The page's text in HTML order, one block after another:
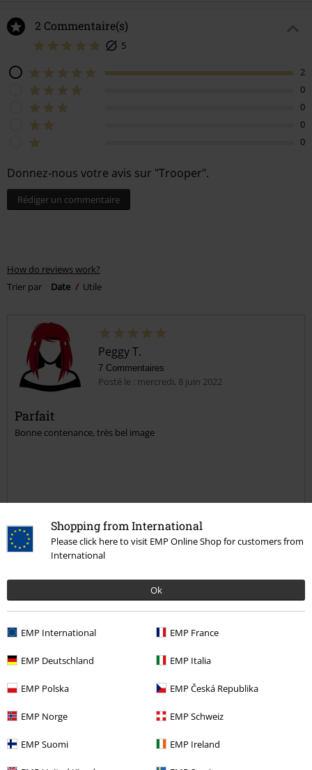
Shopping from International
Please click here to visit EMP Online Shop for customers from
International
Ok
EMP International EMP France
EMP Deutschland EMP Italia
EMP Polska EMP Česká Republika
EMP Norge EMP Schweiz
EMP Suomi EMP Ireland
2 Commentaire(s)
5
2
0
0
0
0
Donnez-nous votre avis sur "Trooper".
Rédiger un commentaire
How do reviews work?
Trier par
Date Utile
Peggy T.
7 Commentaires
Posté le : mercredi, 8 juin 2022
Parfait
Bonne contenance, très bel image
avis vérifié
Est-ce que ce commentaire vous a été utile ?
Commentaire
1 Commentaire
Super